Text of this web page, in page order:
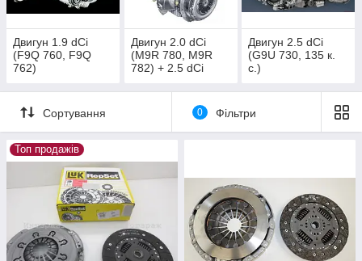
Двигун 1.9 dCi
(F9Q 760, F9Q
762)
Двигун 2.0 dCi
(M9R 780, M9R
782) + 2.5 dCi
Двигун 2.5 dCi
(G9U 730, 135 к.
с.)
Сортування 0 Фільтри
Топ продажів